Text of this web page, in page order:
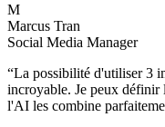
M
Marcus Tran
Social Media Manager
“La possibilité d'utiliser 3
incroyable. Je peux définir
l'AI les combine